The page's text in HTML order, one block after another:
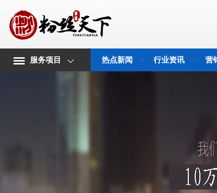
服务项目 热点新闻 行业资讯 营